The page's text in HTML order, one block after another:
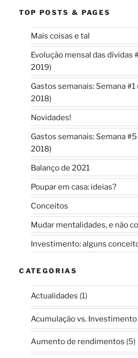
TOP POSTS & PAGES
Mais coisas e tal
Evolução mensal das dívidas
2019)
Gastos semanais: Semana #1
2018)
Novidades!
Gastos semanais: Semana #5
2018)
Balanço de 2021
Poupar em casa: ideias?
Conceitos
Mudar mentalidades, e não
Investimento: alguns
CATEGORIAS
Actualidades (1)
Acumulação vs. Investimento
Aumento de rendimentos (5)